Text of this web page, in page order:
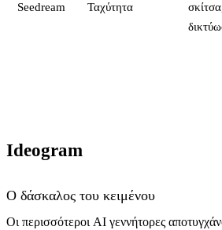
Seedream Ταχύτητα
Ideogram
Ο δάσκαλος του κειμένου
Οι περισσότεροι AI γεννήτορες